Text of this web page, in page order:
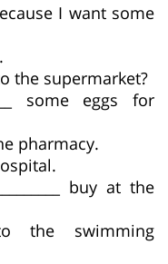
I want some
to the supermarket?
some eggs for
pharmacy.
buy at the
the swimming